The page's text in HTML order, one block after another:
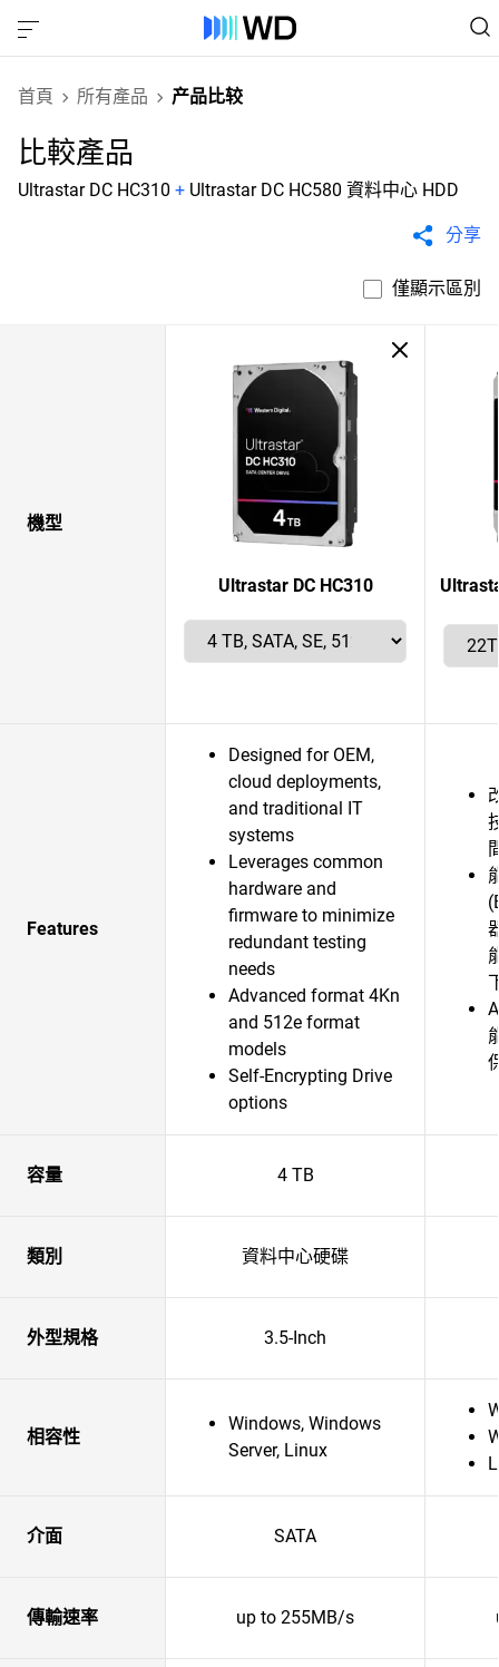
首頁 所有產品 产品比较
比較產品
Ultrastar DC HC310 + Ultrastar DC HC580 資料中心 HDD
分享
僅顯示區別
機型
Ultrastar DC HC310
Features
Designed for OEM,
cloud deployments,
and traditional IT
systems
Leverages common
hardware and
firmware to minimize
redundant testing
needs
Advanced format 4Kn
and 512e format
models
Self-Encrypting Drive
options
容量 4 TB
類別 資料中心硬碟
外型規格 3.5-Inch
相容性
Windows, Windows
Server, Linux
介面 SATA
傳輸速率 up to 255MB/s